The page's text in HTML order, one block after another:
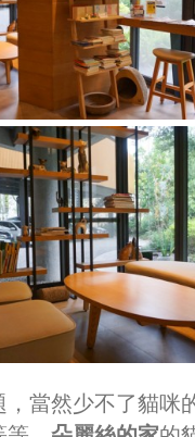
，當然少不了貓咪